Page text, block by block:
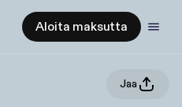
Aloita maksutta
Jaa